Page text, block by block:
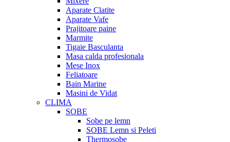
Aparate Clatite
Aparate Vafe
Prajitoare paine
Marmite
Tigaie Basculanta
Masa calda profesionala
Mese Inox
Feliatoare
Bain Marine
Masini de Vidat
CLIMA
SOBE
Sobe pe lemn
SOBE Lemn si Peleti
Thermosobe